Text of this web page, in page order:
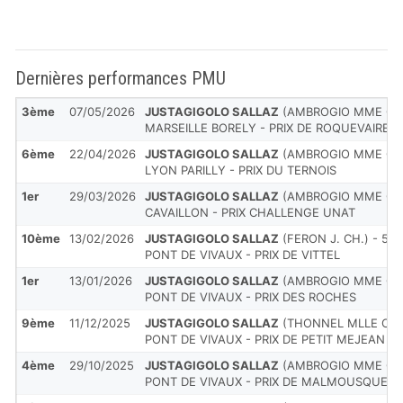
Dernières performances PMU
3ème 07/05/2026 JUSTAGIGOLO SALLAZ (AMBROGIO MME
MARSEILLE BORELY - PRIX DE ROQUEVAIRE
6ème
22/04/2026 JUSTAGIGOLO SALLAZ (AMBROGIO MME
LYON PARILLY - PRIX DU TERNOIS
1er
29/03/2026 JUSTAGIGOLO SALLAZ (AMBROGIO MME
CAVAILLON - PRIX CHALLENGE UNAT
10ème
13/02/2026 JUSTAGIGOLO SALLAZ (FERON J. CH.) - 55/
PONT DE VIVAUX - PRIX DE VITTEL
1er
13/01/2026 JUSTAGIGOLO SALLAZ (AMBROGIO MME
PONT DE VIVAUX - PRIX DES ROCHES
9ème
11/12/2025 JUSTAGIGOLO SALLAZ (THONNEL MLLE C.)
PONT DE VIVAUX - PRIX DE PETIT MEJEAN
4ème
29/10/2025 JUSTAGIGOLO SALLAZ (AMBROGIO MME
PONT DE VIVAUX - PRIX DE MALMOUSQUE